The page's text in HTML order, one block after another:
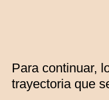
Para continuar,
trayectoria que